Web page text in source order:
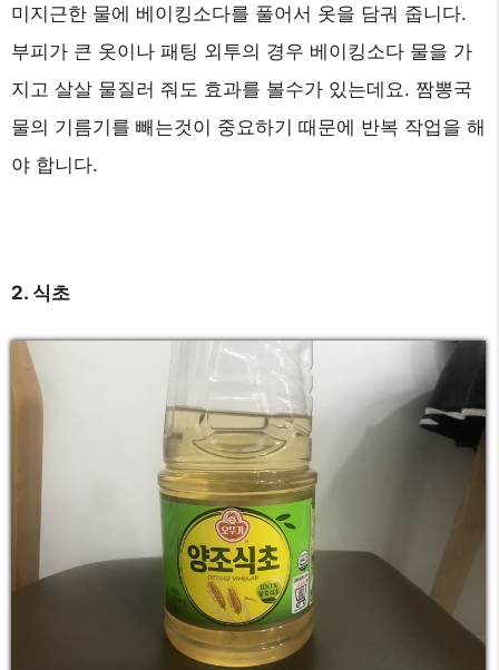
미지근한 물에 베이킹소다를 풀어서 옷을 담궈 줍니다.
부피가 큰 옷이나 패팅 외투의 경우 베이킹소다 물을 가
지고 살살 물질러 줘도 효과를 볼수가 있는데요. 짬뽕국
물의 기름기를 빼는것이 중요하기 때문에 반복 작업을 해
야 합니다.
2. 식초